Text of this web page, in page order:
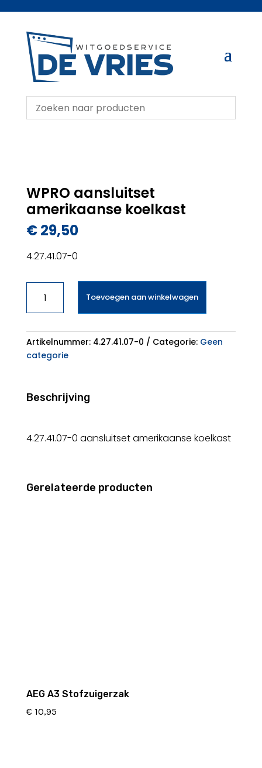
WPRO aansluitset
amerikaanse koelkast
€29,50
4.27.41.07-0
aansluitset
amerikaanse
koelkast
aantal
Toevoegen aan winkelwagen
Artikelnummer: 4.27.41.07-0 Categorie: Geen
categorie
Beschrijving
4.27.41.07-0 aansluitset amerikaanse koelkast
Gerelateerde producten
AEG A3 Stofzuigerzak
€ 10,95